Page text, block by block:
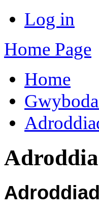
Log in
Home Page
Home